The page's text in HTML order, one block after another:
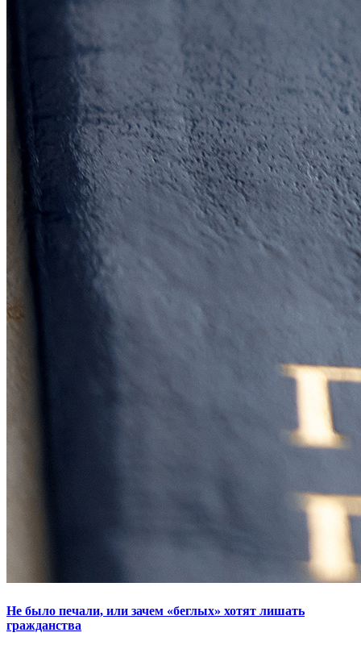
Не было печали, или зачем «беглых» хотят лишать
гражданства